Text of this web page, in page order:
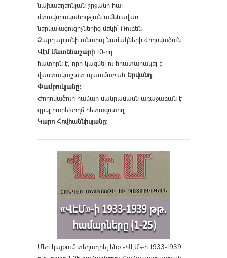
նախաեղեռնյան շրջանի հայ
մտավորականության ամենավառ
ներկայացուցիչներից մեկի՝ Ռուբեն
Զարդարյանի անտիպ նամակների ժողովածուն
Վէմ Մատենաշարի 10-րդ
հատորն է, որը կազմել ու հրատարակել է
վաստակաշատ պատմաբան Երվանդ
Փամբուկյանը։
Ժողովածուի համար մանրամասն առաջաբան է
գրել բարեխիղճ հետազոտող
Կարո Հովհաննիսյանը։
Մեր կայքում տեղադրել ենք «ՎԷՄ»-ի 1933-1939